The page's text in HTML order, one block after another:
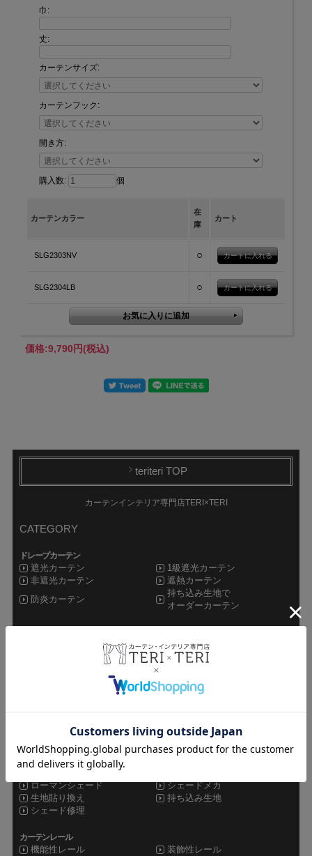
巾:
丈:
カーテンサイズ:
カーテンフック:
開き方:
購入数: 個
カーテンカラー
在
庫
カート
SLG2303NV ○
SLG2304LB ○
価格:9,790円(税込)
teriteri TOP
カーテンインテリア専門店TERI×TERI
CATEGORY
ドレープカーテン
遮光カーテン
1級遮光カーテン
非遮光カーテン
遮熱カーテン
防炎カーテン
持ち込み生地で
オーダーカーテン
非ミラーレース
遮像レース
シャワーカーテン
オーダーカーテン
既製品カーテン
カフェカーテン
ローマンシェード
シェードメカ
生地貼り換え
持ち込み生地
シェード修理
カーテンレール
機能性レール
装飾性レール